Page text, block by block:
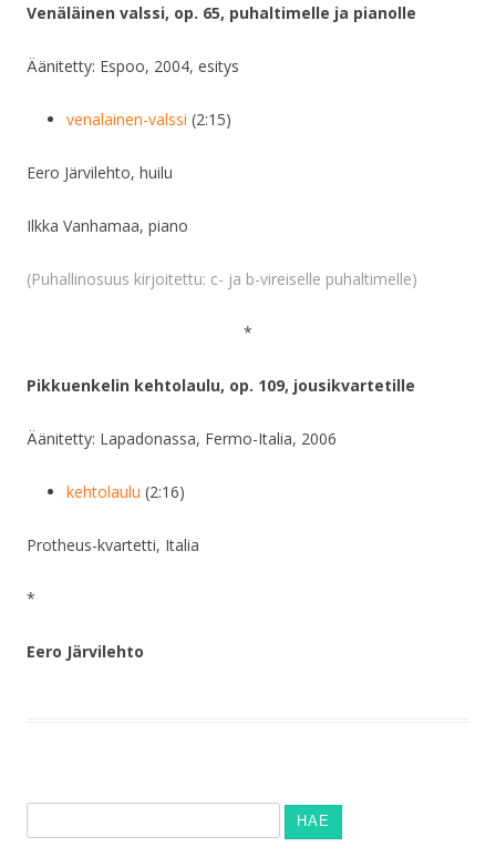
Venäläinen valssi, op. 65, puhaltimelle ja pianolle
Äänitetty: Espoo, 2004, esitys
venalainen-valssi (2:15)
Eero Järvilehto, huilu
Ilkka Vanhamaa, piano
(Puhallinosuus kirjoitettu: c- ja b-vireiselle puhaltimelle)
*
Pikkuenkelin kehtolaulu, op. 109, jousikvartetille
Äänitetty: Lapadonassa, Fermo-Italia, 2006
kehtolaulu (2:16)
Protheus-kvartetti, Italia
*
Eero Järvilehto